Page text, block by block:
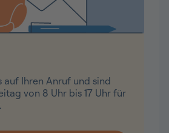
auf Ihren Anruf und sind
von 8 Uhr bis 17 Uhr für